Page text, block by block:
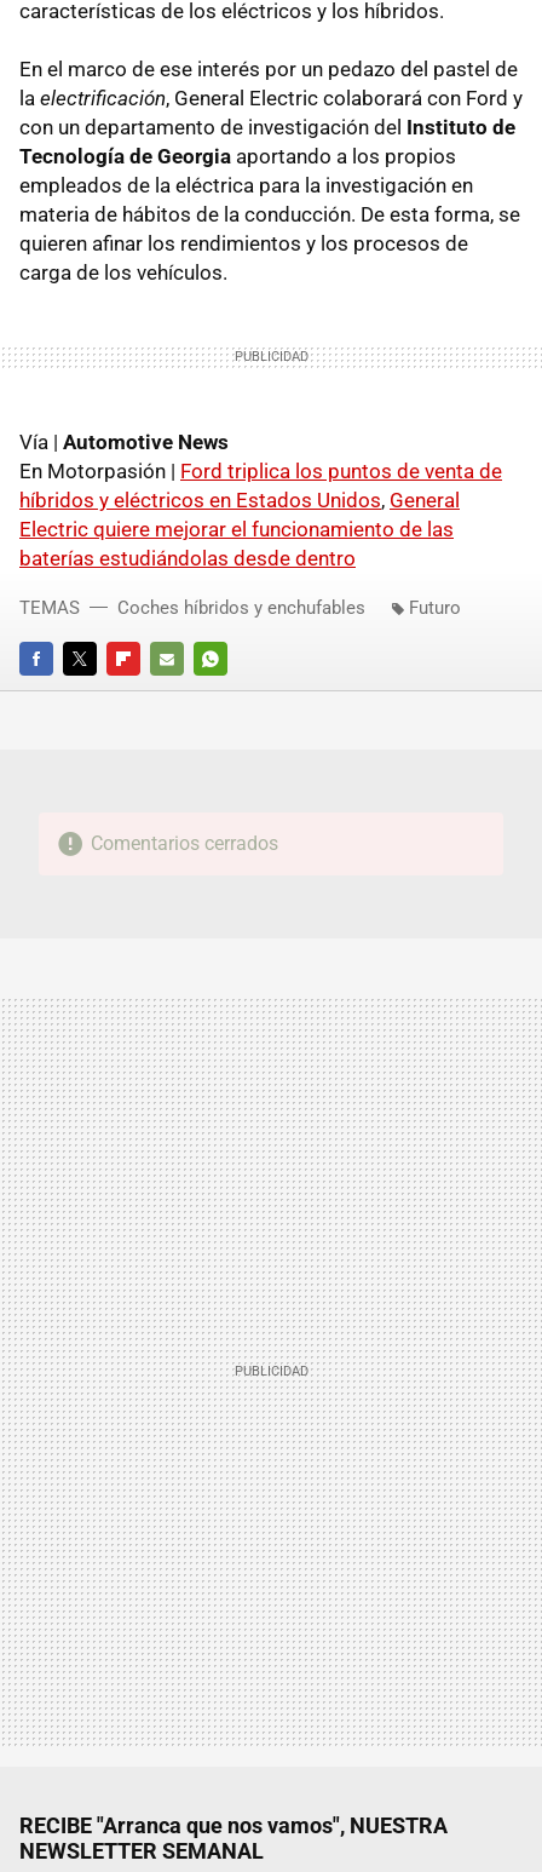
características de los eléctricos y los híbridos.
En el marco de ese interés por un pedazo del pastel de
la electrificación, General Electric colaborará con Ford y
con un departamento de investigación del Instituto de
Tecnología de Georgia aportando a los propios
empleados de la eléctrica para la investigación en
materia de hábitos de la conducción. De esta forma, se
quieren afinar los rendimientos y los procesos de
carga de los vehículos.
Vía | Automotive News
En Motorpasión | Ford triplica los puntos de venta de
híbridos y eléctricos en Estados Unidos, General
Electric quiere mejorar el funcionamiento de las
baterías estudiándolas desde dentro
FACEBOOKTWITTERFLIPBOARD
E-
WHATSAPP
TEMAS Coches híbridos y enchufables Futuro
Comentarios cerrados
RECIBE "Arranca que nos vamos", NUESTRA
NEWSLETTER SEMANAL